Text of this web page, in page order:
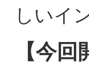
しいイ
【今